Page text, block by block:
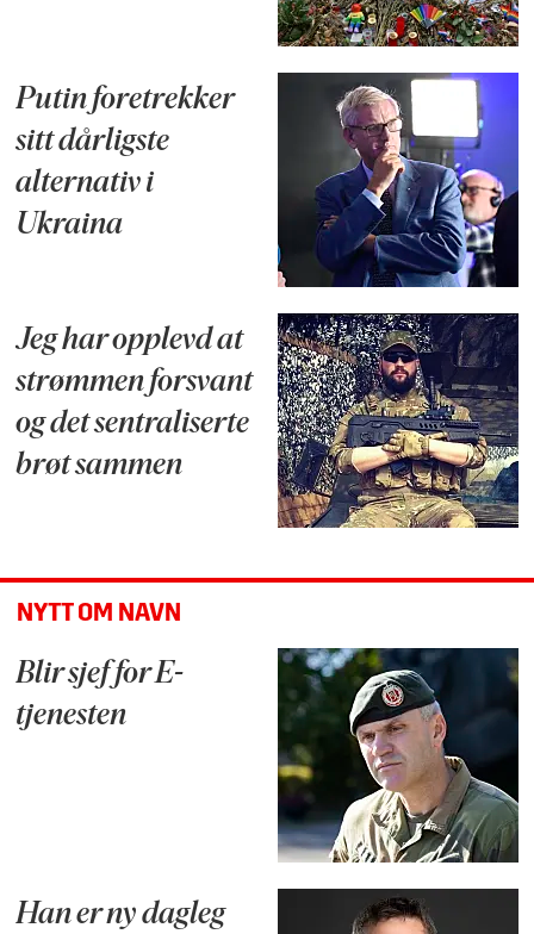
Putin foretrekker
sitt dårligste
alternativ i
Ukraina
Jeg har opplevd at
strømmen forsvant
og det sentraliserte
brøt sammen
NYTT OM NAVN
Blir sjef for E-
tjenesten
Han er ny dagleg